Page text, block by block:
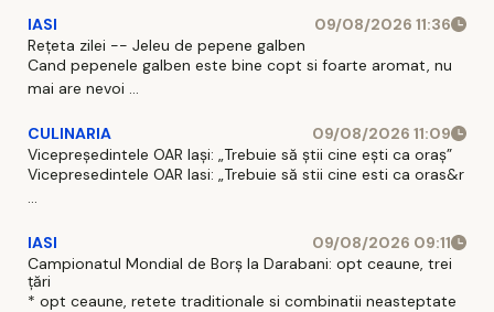
IASI
09/08/2026 11:36
Rețeta zilei -- Jeleu de pepene galben
Cand pepenele galben este bine copt si foarte aromat, nu
mai are nevoi ...
CULINARIA
09/08/2026 11:09
Vicepreședintele OAR Iași: „Trebuie să știi cine ești ca oraș”
Vicepresedintele OAR Iasi: „Trebuie să stii cine esti ca oras&r
...
IASI
09/08/2026 09:11
Campionatul Mondial de Borș la Darabani: opt ceaune, trei
țări
* opt ceaune, retete traditionale si combinatii neasteptate